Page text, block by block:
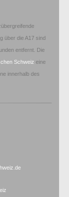
über die A17 sind
entfernt. Die
Schweiz eine
innerhalb des